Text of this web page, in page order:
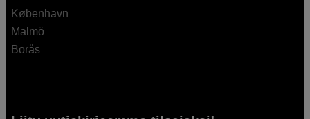
København
Malmö
Borås